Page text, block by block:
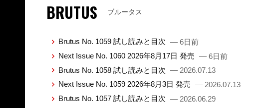
BRUTUS ブルータス
Brutus No. 1059 試し読みと目次 — 6日前
Next Issue No. 1060 2026年8月17日 発売 — 6日前
Brutus No. 1058 試し読みと目次 — 2026.07.13
Next Issue No. 1059 2026年8月3日 発売 — 2026.07.13
Brutus No. 1057 試し読みと目次 — 2026.06.29